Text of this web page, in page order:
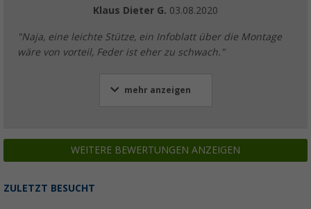
Klaus Dieter G. 03.08.2020
"Naja, eine leichte Stütze, ein Infoblatt über die Montage
wäre von vorteil, Feder ist eher zu schwach."
mehr anzeigen
WEITERE BEWERTUNGEN ANZEIGEN
ZULETZT BESUCHT